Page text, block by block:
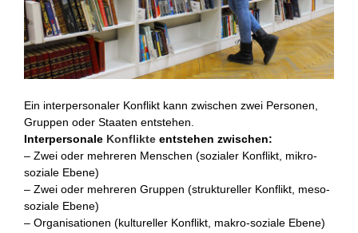
Ein interpersonaler Konflikt kann zwischen zwei Personen,
Gruppen oder Staaten entstehen.
Interpersonale Konflikte entstehen zwischen:
– Zwei oder mehreren Menschen (sozialer Konflikt, mikro-
soziale Ebene)
– Zwei oder mehreren Gruppen (struktureller Konflikt, meso-
soziale Ebene)
– Organisationen (kultureller Konflikt, makro-soziale Ebene)